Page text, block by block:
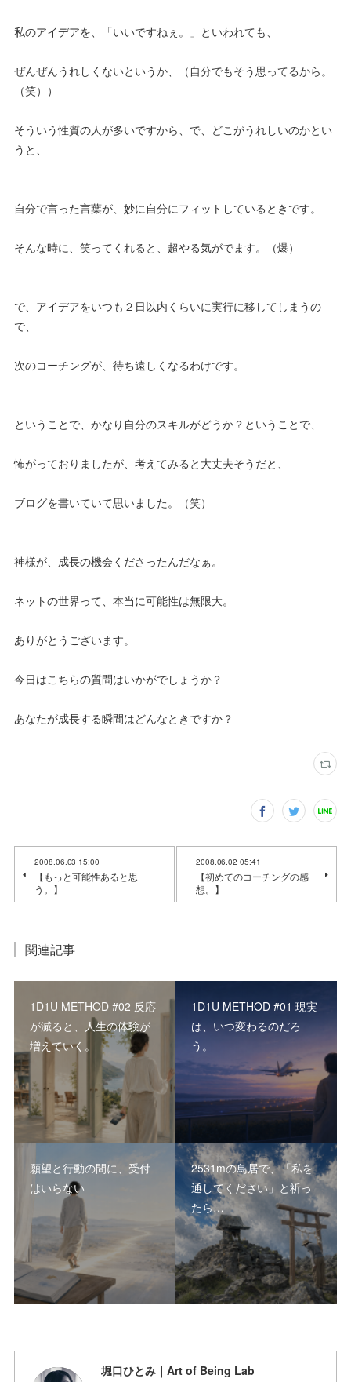
私のアイデアを、「いいですねぇ。」といわれても、
ぜんぜんうれしくないというか、（自分でもそう思ってるから。
（笑））
そういう性質の人が多いですから、で、どこがうれしいのかとい
うと、
自分で言った言葉が、妙に自分にフィットしているときです。
そんな時に、笑ってくれると、超やる気がでます。（爆）
で、アイデアをいつも２日以内くらいに実行に移してしまうの
で、
次のコーチングが、待ち遠しくなるわけです。
ということで、かなり自分のスキルがどうか？ということで、
怖がっておりましたが、考えてみると大丈夫そうだと、
ブログを書いていて思いました。（笑）
神様が、成長の機会くださったんだなぁ。
ネットの世界って、本当に可能性は無限大。
ありがとうございます。
今日はこちらの質問はいかがでしょうか？
あなたが成長する瞬間はどんなときですか？
2008.06.03 15:00
【もっと可能性あると思
う。】
2008.06.02 05:41
【初めてのコーチングの感
想。】
関連記事
1D1U METHOD #02 反応
が減ると、人生の体験が
増えていく。
1D1U METHOD #01 現実
は、いつ変わるのだろ
う。
願望と行動の間に、受付
はいらない
2531mの鳥居で、「私を
通してください」と祈っ
たら…
堀口ひとみ｜Art of Being Lab